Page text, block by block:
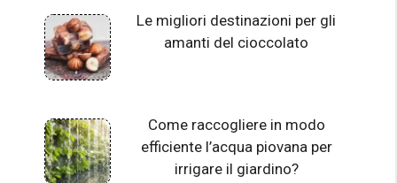
Le migliori destinazioni per gli
amanti del cioccolato
Come raccogliere in modo
efficiente l’acqua piovana per
irrigare il giardino?